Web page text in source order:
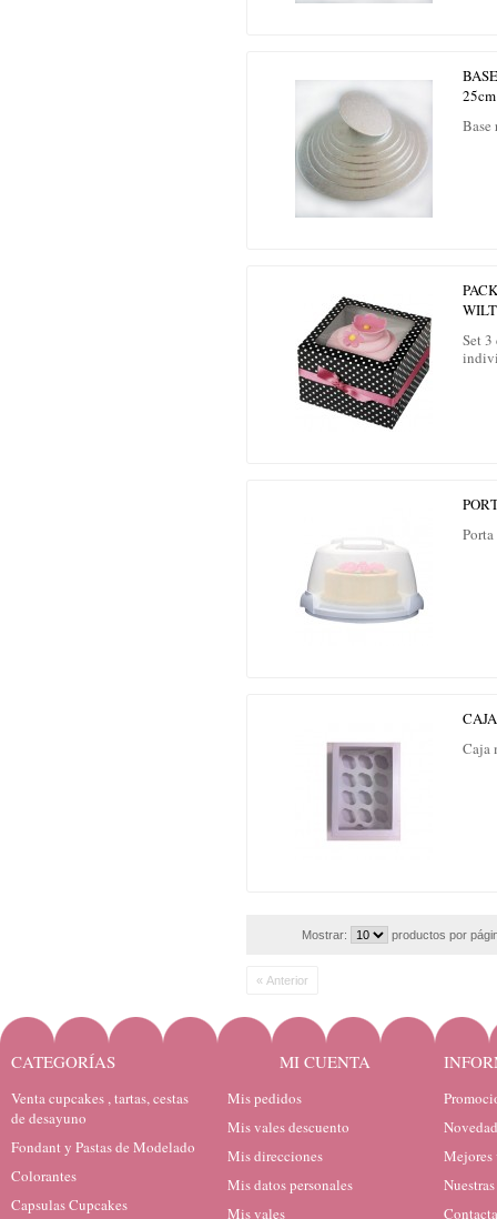
25cm
Base
Set 3
Caja
Mostrar: productos por
« Anterior
CATEGORÍAS
Venta cupcakes , tartas, cestas
de desayuno
Fondant y Pastas de Modelado
Colorantes
Capsulas Cupcakes
MI CUENTA
Mis pedidos
Mis vales descuento
Mis direcciones
Mis datos personales
Mis vales
Mejores